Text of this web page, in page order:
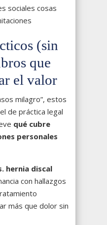
sociales cosas
(sin
que
el valor
milagro”, estos
de práctica legal
qué cubre
personales
hernia discal
con hallazgos
más que dolor sin